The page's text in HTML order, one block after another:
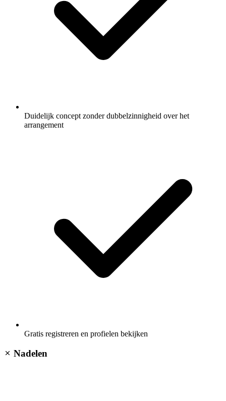
Duidelijk concept zonder dubbelzinnigheid over het
arrangement
Gratis registreren en profielen bekijken
Nadelen